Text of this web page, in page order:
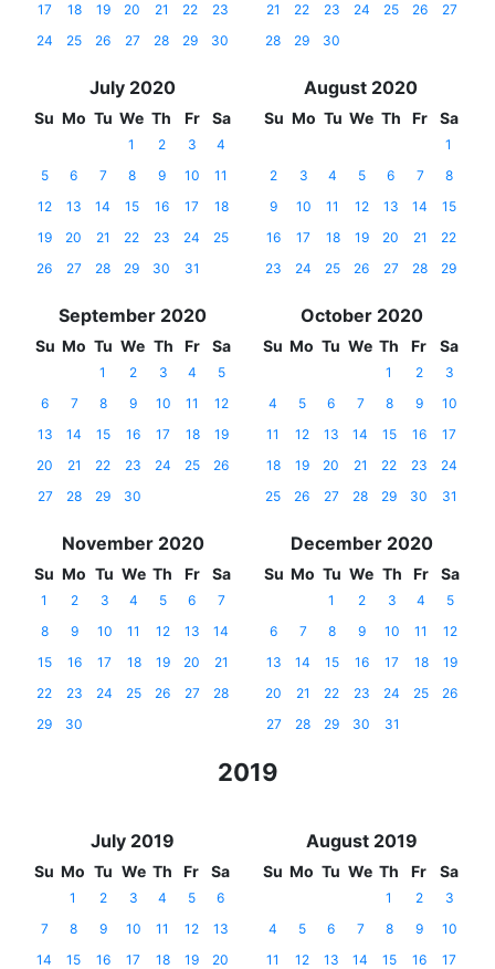
17
18 19 20 21 22
23
24
25 26 27 28 29 30
21
22 23 24 25 26
27
28
29 30
July 2020
Su Mo Tu We Th Fr Sa
1 2 3
4
5
6 7 8 9 10
11
12
13 14 15 16 17
18
19
20 21 22 23 24
25
26
27 28 29 30 31
August 2020
Su Mo Tu We Th Fr Sa
1
2
3 4 5 6 7
8
9
10 11 12 13 14
15
16
17 18 19 20 21
22
23
24 25 26 27 28 29
September 2020
Su Mo Tu We Th Fr Sa
1 2 3 4
5
6
7 8 9 10 11
12
13
14 15 16 17 18
19
20
21 22 23 24 25
26
27
28 29 30
October 2020
Su Mo Tu We Th Fr Sa
1 2
3
4
5 6 7 8 9
10
11
12 13 14 15 16
17
18
19 20 21 22 23
24
25
26 27 28 29 30 31
November 2020
Su Mo Tu We Th Fr Sa
1 2 3 4 5 6
7
8
9 10 11 12 13
14
15
16 17 18 19 20
21
22
23 24 25 26 27
28
29
30
December 2020
Su Mo Tu We Th Fr Sa
1 2 3 4
5
6
7 8 9 10 11
12
13
14 15 16 17 18
19
20
21 22 23 24 25
26
27
28 29 30 31
2019
July 2019
Su Mo Tu We Th Fr Sa
1 2 3 4 5
6
7
8 9 10 11 12
13
14
15 16 17 18 19
20
August 2019
Su Mo Tu We Th Fr Sa
1 2
3
4
5 6 7 8 9
10
11
12 13 14 15 16
17